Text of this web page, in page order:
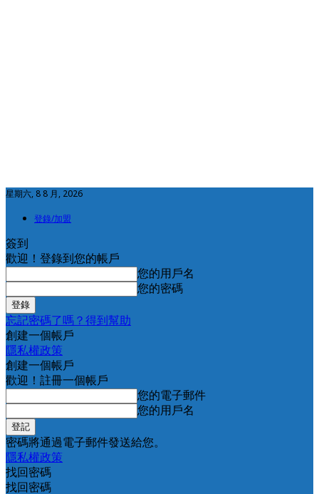
星期六, 8 8 月, 2026
登錄/加盟
簽到
歡迎！登錄到您的帳戶
您的用戶名
您的密碼
忘記密碼了嗎？得到幫助
創建一個帳戶
隱私權政策
創建一個帳戶
歡迎！註冊一個帳戶
您的電子郵件
您的用戶名
密碼將通過電子郵件發送給您。
隱私權政策
找回密碼
找回密碼